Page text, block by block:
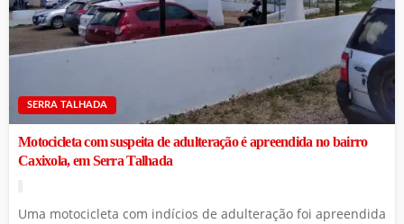
SERRA TALHADA
Motocicleta com suspeita de adulteração é apreendida no bairro
Caxixola, em Serra Talhada
Uma motocicleta com indícios de adulteração foi apreendida